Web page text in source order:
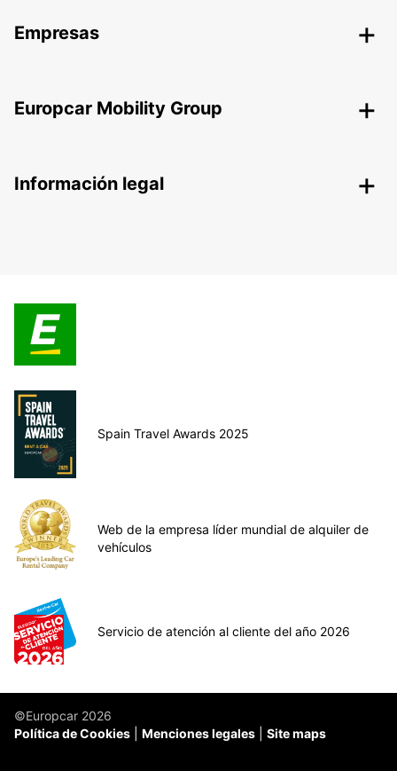
Empresas
Europcar Mobility Group
Información legal
Spain Travel Awards 2025
Web de la empresa líder mundial de alquiler de
vehículos
Servicio de atención al cliente del año 2026
©Europcar 2026
Política de Cookies
Menciones legales Site maps